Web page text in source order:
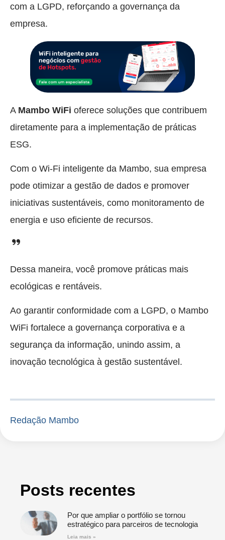
com a LGPD, reforçando a governança da
empresa.
A Mambo WiFi oferece soluções que contribuem
diretamente para a implementação de práticas
ESG.
Com o Wi-Fi inteligente da Mambo, sua empresa
pode otimizar a gestão de dados e promover
iniciativas sustentáveis, como monitoramento de
energia e uso eficiente de recursos.
Dessa maneira, você promove práticas mais
ecológicas e rentáveis.
Ao garantir conformidade com a LGPD, o Mambo
WiFi fortalece a governança corporativa e a
segurança da informação, unindo assim, a
inovação tecnológica à gestão sustentável.
Redação Mambo
Posts recentes
Por que ampliar o portfólio se tornou
estratégico para parceiros de tecnologia
Leia mais »